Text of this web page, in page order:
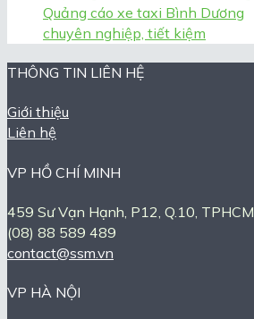
Quảng cáo xe taxi Bình Dương
chuyên nghiệp, tiết kiệm
THÔNG TIN LIÊN HỆ
Giới thiệu
Liên hệ
VP HỒ CHÍ MINH
459 Sư Vạn Hạnh, P12, Q.10, TPHCM
(08) 88 589 489
contact@ssm.vn
VP HÀ NỘI